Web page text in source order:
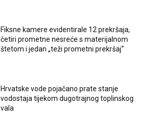
Fiksne kamere evidentirale 12 prekršaja,
četiri prometne nesreće s materijalnom
štetom i jedan „teži prometni prekršaj“
Hrvatske vode pojačano prate stanje
vodostaja tijekom dugotrajnog toplinskog
vala